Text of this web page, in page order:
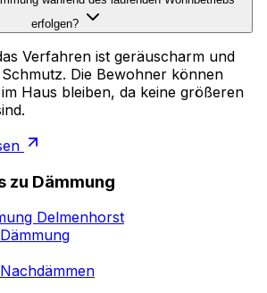
erfolgen?
Verfahren ist geräuscharm und
Die Bewohner können
Haus bleiben, da keine größeren
zu Dämmung
Delmenhorst